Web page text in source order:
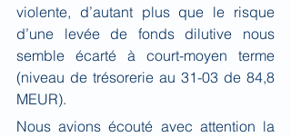
violente, d’autant plus que le risque
d’une levée de fonds dilutive nous
semble écarté à court-moyen terme
(niveau de trésorerie au 31-03 de 84,8
MEUR).
Nous avions écouté avec attention la